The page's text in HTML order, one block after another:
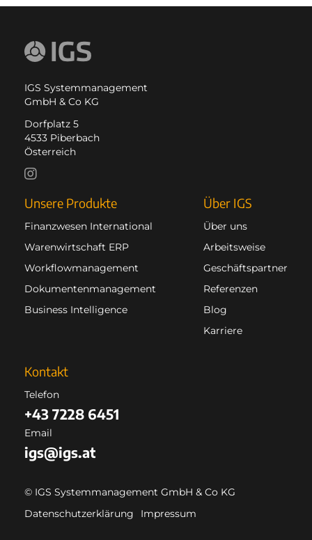
IGS Systemmanagement
GmbH & Co KG
Dorfplatz 5
4533 Piberbach
Österreich
Unsere Produkte
Finanzwesen International
Warenwirtschaft ERP
Workflowmanagement
Dokumentenmanagement
Business Intelligence
Über IGS
Über uns
Arbeitsweise
Geschäftspartner
Referenzen
Blog
Karriere
Kontakt
Telefon
+43 7228 6451
Email
igs@igs.at
© IGS Systemmanagement GmbH & Co KG
Datenschutzerklärung
Impressum